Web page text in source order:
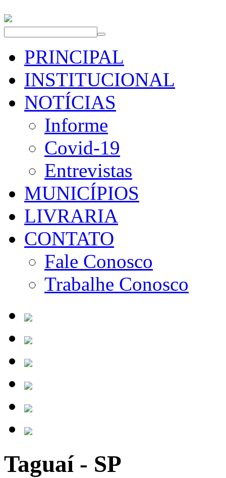
PRINCIPAL
INSTITUCIONAL
NOTÍCIAS
Informe
Covid-19
Entrevistas
MUNICÍPIOS
LIVRARIA
CONTATO
Fale Conosco
Trabalhe Conosco
Taguaí - SP